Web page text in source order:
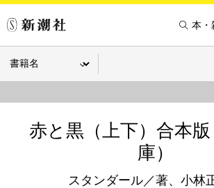
本・
赤と黒（上下）合本
庫）
スタンダール／著、小林